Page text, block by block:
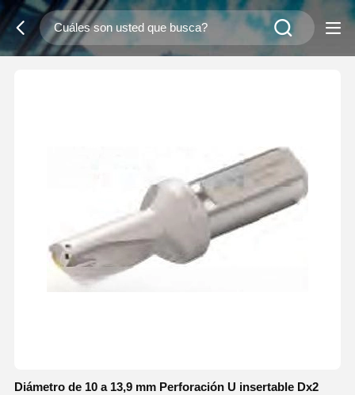
Diámetro de 10 a 13,9 mm Perforación U insertable Dx2